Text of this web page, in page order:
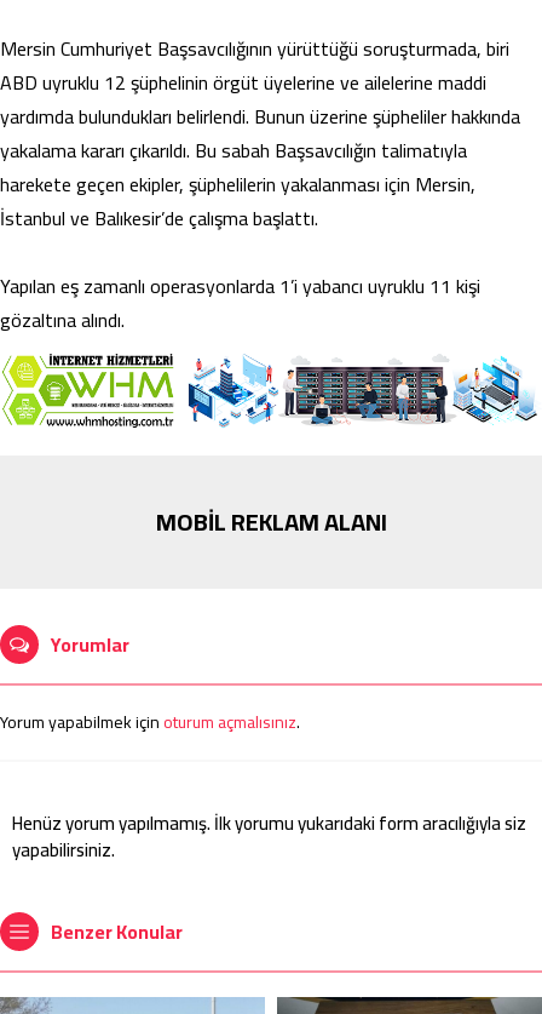
Mersin Cumhuriyet Başsavcılığının yürüttüğü soruşturmada, biri
ABD uyruklu 12 şüphelinin örgüt üyelerine ve ailelerine maddi
yardımda bulundukları belirlendi. Bunun üzerine şüpheliler hakkında
yakalama kararı çıkarıldı. Bu sabah Başsavcılığın talimatıyla
harekete geçen ekipler, şüphelilerin yakalanması için Mersin,
İstanbul ve Balıkesir’de çalışma başlattı.
Yapılan eş zamanlı operasyonlarda 1’i yabancı uyruklu 11 kişi
gözaltına alındı.
MOBİL REKLAM ALANI
Yorumlar
Yorum yapabilmek içinoturum açmalısınız.
Henüz yorum yapılmamış. İlk yorumu yukarıdaki form aracılığıyla siz
yapabilirsiniz.
Benzer Konular